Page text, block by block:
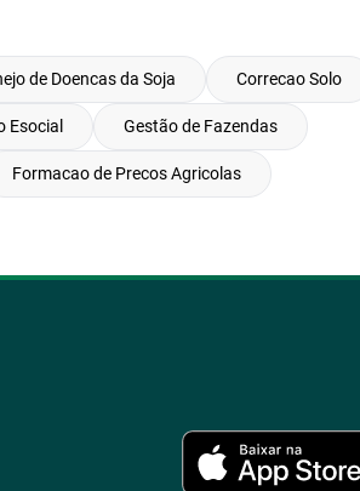
de Doencas da Soja Correcao Solo
Esocial Gestão de Fazendas
Formacao de Precos Agricolas